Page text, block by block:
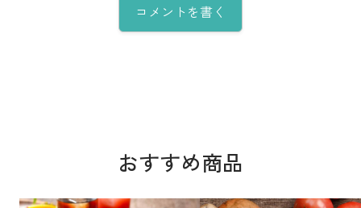
コメントを書く
おすすめ商品